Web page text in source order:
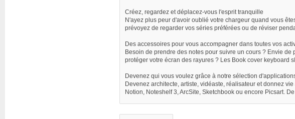
Créez, regardez et déplacez-vous l'esprit tranquille
N'ayez plus peur d'avoir oublié votre chargeur quand vous
prévoyez de regarder vos séries préférées ou de réviser
Des accessoires pour vous accompagner dans toutes vos
Besoin de prendre des notes pour suivre un cours ? Envie
protéger votre écran des rayures ? Les Book cover keyboard
Devenez qui vous voulez grâce à notre sélection
Devenez architecte, artiste, vidéaste, réalisateur et donnez
Notion, Noteshelf 3, ArcSite, Sketchbook ou encore Picsart.